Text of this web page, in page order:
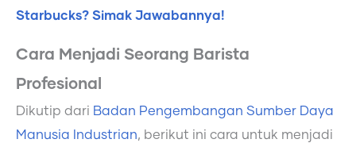
Starbucks? Simak Jawabannya!
Cara Menjadi Seorang Barista
Profesional
Dikutip dari Badan Pengembangan Sumber Daya
Manusia Industrian, berikut ini cara untuk menjadi